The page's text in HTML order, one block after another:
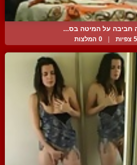
חביבה על המיטה בס...
0 המלצות